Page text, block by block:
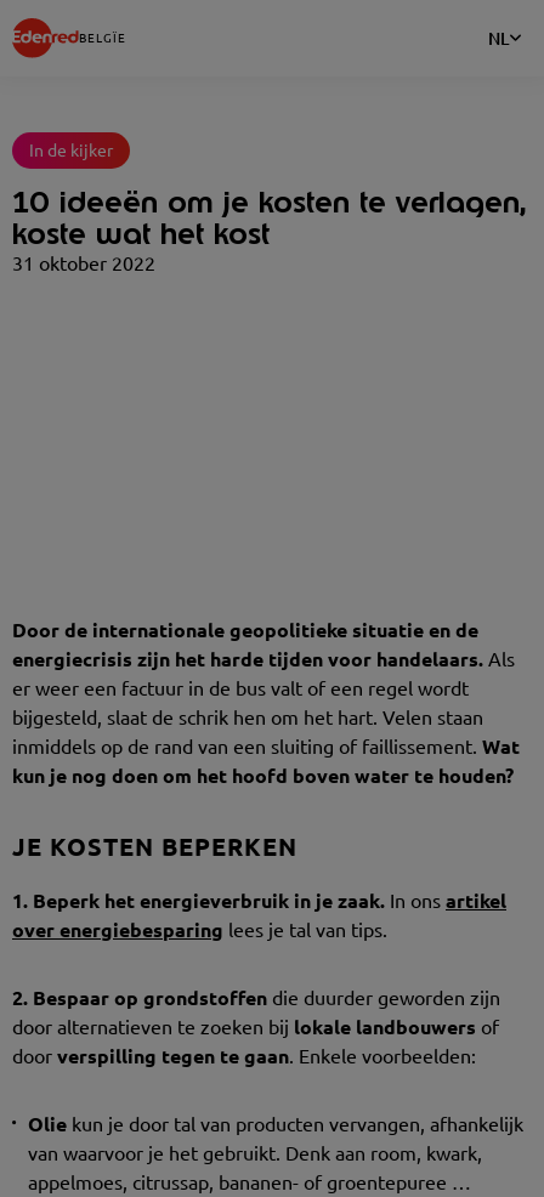
BELGÏE NL
In de kijker
10 ideeën om je kosten te verlagen,
koste wat het kost
31 oktober 2022
Door de internationale geopolitieke situatie en de
energiecrisis zijn het harde tijden voor handelaars. Als
er weer een factuur in de bus valt of een regel wordt
bijgesteld, slaat de schrik hen om het hart. Velen staan
inmiddels op de rand van een sluiting of faillissement. Wat
kun je nog doen om het hoofd boven water te houden?
JE KOSTEN BEPERKEN
1. Beperk het energieverbruik in je zaak. In ons artikel
over energiebesparing lees je tal van tips.
2. Bespaar op grondstoffen die duurder geworden zijn
door alternatieven te zoeken bij lokale landbouwers of
door verspilling tegen te gaan. Enkele voorbeelden:
Oliekun je door tal van producten vervangen, afhankelijk
van waarvoor je het gebruikt. Denk aan room, kwark,
appelmoes, citrussap, bananen- of groentepuree …